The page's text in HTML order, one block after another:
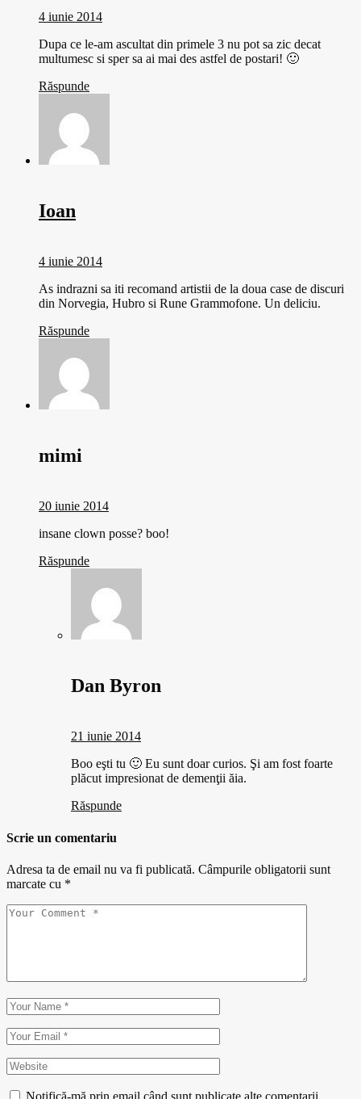
4 iunie 2014
Dupa ce le-am ascultat din primele 3 nu pot sa zic decat
multumesc si sper sa ai mai des astfel de postari! 🙂
Răspunde
Ioan
4 iunie 2014
As indrazni sa iti recomand artistii de la doua case de discuri
din Norvegia, Hubro si Rune Grammofone. Un deliciu.
Răspunde
mimi
20 iunie 2014
insane clown posse? boo!
Răspunde
Dan Byron
21 iunie 2014
Boo eşti tu 🙂 Eu sunt doar curios. Şi am fost foarte
plăcut impresionat de demenţii ăia.
Răspunde
Scrie un comentariu
Adresa ta de email nu va fi publicată. Câmpurile obligatorii sunt
marcate cu *
Notifică-mă prin email când sunt publicate alte comentarii.